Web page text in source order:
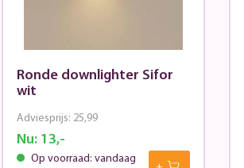
Ronde downlighter Sifor
wit
Nu:13,-
Adviesprijs: 25,99
Op voorraad: vandaag